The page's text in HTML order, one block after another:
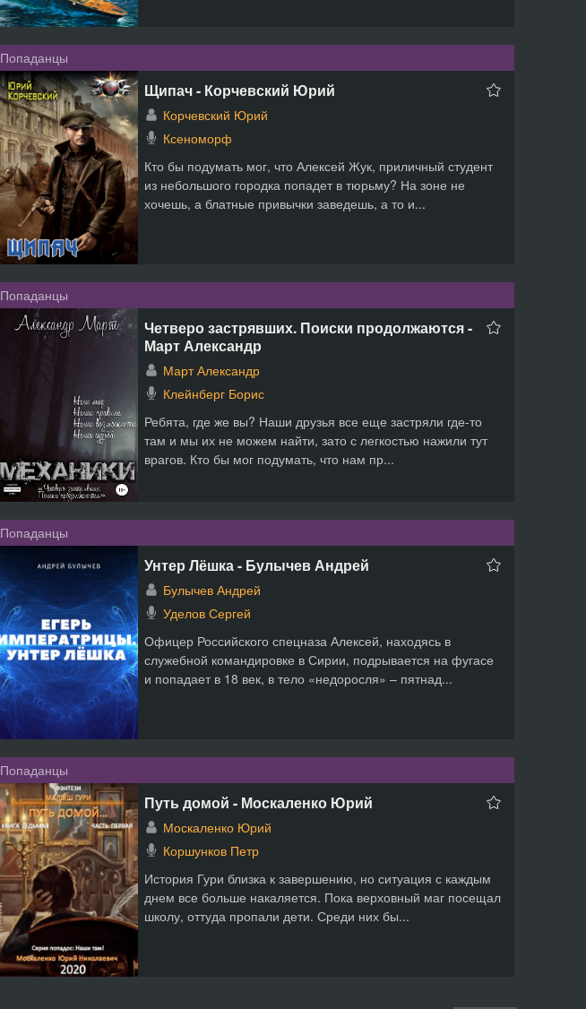
Попаданцы
Щипач - Корчевский Юрий
Корчевский Юрий
Ксеноморф
Кто бы подумать мог, что Алексей Жук, приличный студент
из небольшого городка попадет в тюрьму? На зоне не
хочешь, а блатные привычки заведешь, а то и...
Попаданцы
Четверо застрявших. Поиски продолжаются -
Март Александр
Март Александр
Клейнберг Борис
Ребята, где же вы? Наши друзья все еще застряли где-то
там и мы их не можем найти, зато с легкостью нажили тут
врагов. Кто бы мог подумать, что нам пр...
Попаданцы
Унтер Лёшка - Булычев Андрей
Булычев Андрей
Уделов Сергей
Офицер Российского спецназа Алексей, находясь в
служебной командировке в Сирии, подрывается на фугасе
и попадает в 18 век, в тело «недоросля» – пятнад...
Попаданцы
Путь домой - Москаленко Юрий
Москаленко Юрий
Коршунков Петр
История Гури близка к завершению, но ситуация с каждым
днем все больше накаляется. Пока верховный маг посещал
школу, оттуда пропали дети. Среди них бы...